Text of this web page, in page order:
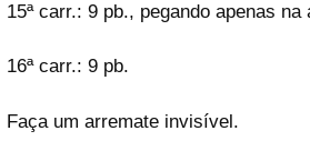
15ª carr.: 9 pb., pegando apenas na
16ª carr.: 9 pb.
Faça um arremate invisível.